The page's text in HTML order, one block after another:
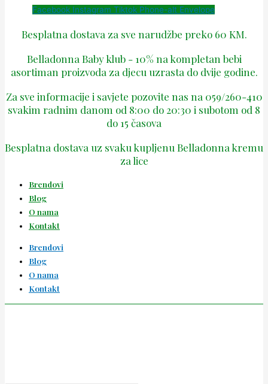
Facebook Instagram Tiktok Phone-alt Envelope
Besplatna dostava za sve narudžbe preko 60 KM.
Belladonna Baby klub - 10% na kompletan bebi
asortiman proizvoda za djecu uzrasta do dvije godine.
Za sve informacije i savjete pozovite nas na 059/260-410
svakim radnim danom od 8:00 do 20:30 i subotom od 8
do 15 časova
Besplatna dostava uz svaku kupljenu Belladonna kremu
za lice
Brendovi
Blog
O nama
Kontakt
Brendovi
Blog
O nama
Kontakt